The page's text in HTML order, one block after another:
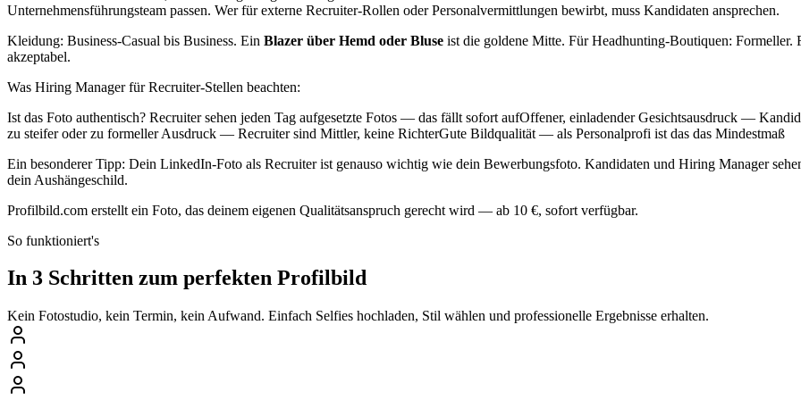
Unternehmensführungsteam passen. Wer für externe Recruiter-Rollen oder Personalvermittlungen bewirbt, muss Kandidaten ansprechen.
Kleidung: Business-Casual bis Business. Ein Blazer über Hemd oder Bluse ist die goldene Mitte. Für Headhunting-Boutiquen: Formeller.
akzeptabel.
Was Hiring Manager für Recruiter-Stellen beachten:
Ist das Foto authentisch? Recruiter sehen jeden Tag aufgesetzte Fotos — das fällt sofort aufOffener, einladender Gesichtsausdruck —
zu steifer oder zu formeller Ausdruck — Recruiter sind Mittler, keine RichterGute Bildqualität — als Personalprofi ist das das Mindestmaß
Ein besonderer Tipp: Dein LinkedIn-Foto als Recruiter ist genauso wichtig wie dein Bewerbungsfoto. Kandidaten und Hiring Manager
dein Aushängeschild.
Profilbild.com erstellt ein Foto, das deinem eigenen Qualitätsanspruch gerecht wird — ab 10 €, sofort verfügbar.
So funktioniert's
In 3 Schritten zum perfekten Profilbild
Kein Fotostudio, kein Termin, kein Aufwand. Einfach Selfies hochladen, Stil wählen und professionelle Ergebnisse erhalten.